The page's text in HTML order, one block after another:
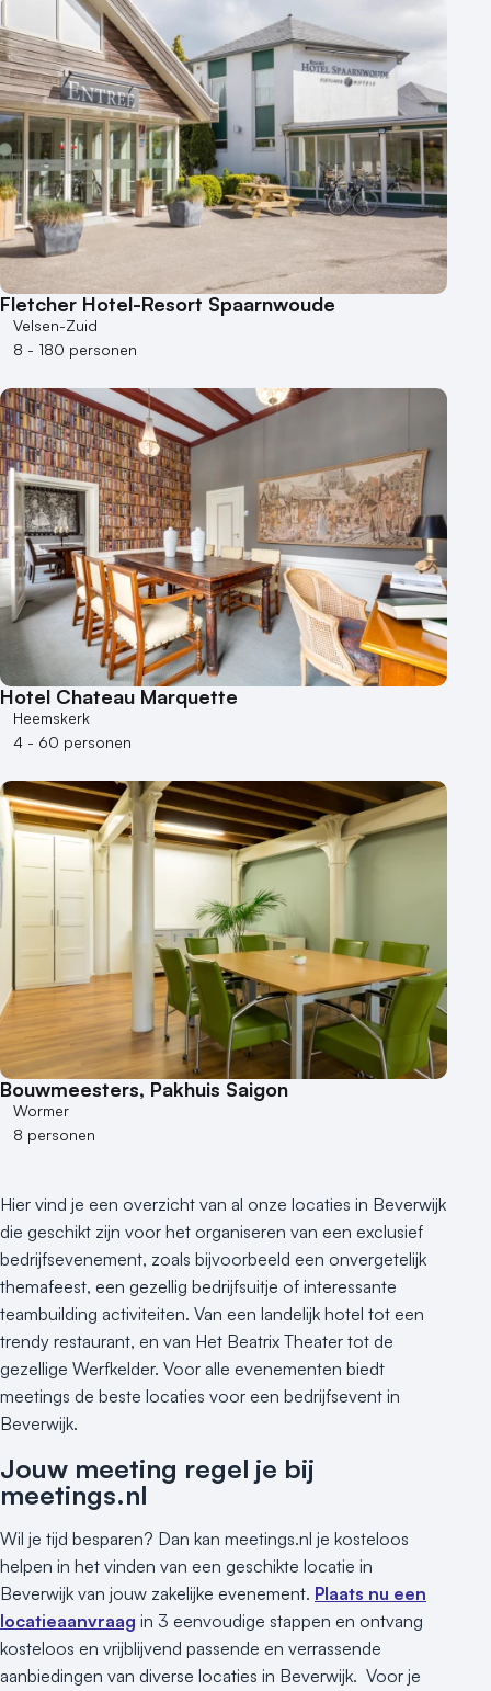
Fletcher Hotel-Resort Spaarnwoude
Velsen-Zuid
8 - 180 personen
Hotel Chateau Marquette
Heemskerk
4 - 60 personen
Bouwmeesters, Pakhuis Saigon
Wormer
8 personen
Hier vind je een overzicht van al onze locaties in Beverwijk
die geschikt zijn voor het organiseren van een exclusief
bedrijfsevenement, zoals bijvoorbeeld een onvergetelijk
themafeest, een gezellig bedrijfsuitje of interessante
teambuilding activiteiten. Van een landelijk hotel tot een
trendy restaurant, en van Het Beatrix Theater tot de
gezellige Werfkelder. Voor alle evenementen biedt
meetings de beste locaties voor een bedrijfsevent in
Beverwijk.
Jouw meeting regel je bij
meetings.nl
Wil je tijd besparen? Dan kan meetings.nl je kosteloos
helpen in het vinden van een geschikte locatie in
Beverwijk van jouw zakelijke evenement. Plaats nu een
locatieaanvraag in 3 eenvoudige stappen en ontvang
kosteloos en vrijblijvend passende en verrassende
aanbiedingen van diverse locaties in Beverwijk. Voor je